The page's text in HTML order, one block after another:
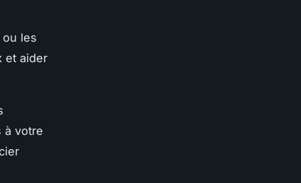
les
et aider
à votre